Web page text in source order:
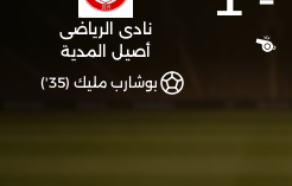
نادى الرياضى
أصيل المدية
بوشارب مليك (35')